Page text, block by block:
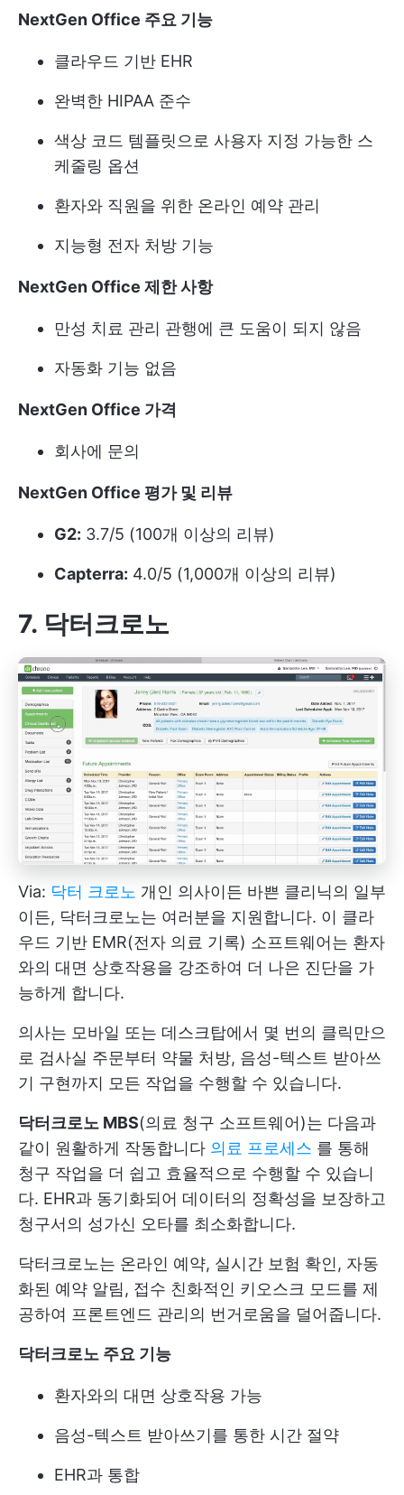
NextGen Office 주요 기능
클라우드 기반 EHR
완벽한 HIPAA 준수
색상 코드 템플릿으로 사용자 지정 가능한 스
케줄링 옵션
환자와 직원을 위한 온라인 예약 관리
지능형 전자 처방 기능
NextGen Office 제한 사항
만성 치료 관리 관행에 큰 도움이 되지 않음
자동화 기능 없음
NextGen Office 가격
회사에 문의
NextGen Office 평가 및 리뷰
G2: 3.7/5 (100개 이상의 리뷰)
Capterra: 4.0/5 (1,000개 이상의 리뷰)
7. 닥터크로노
Via: 닥터 크로노 개인 의사이든 바쁜 클리닉의 일부
이든, 닥터크로노는 여러분을 지원합니다. 이 클라
우드 기반 EMR(전자 의료 기록) 소프트웨어는 환자
와의 대면 상호작용을 강조하여 더 나은 진단을 가
능하게 합니다.
의사는 모바일 또는 데스크탑에서 몇 번의 클릭만으
로 검사실 주문부터 약물 처방, 음성-텍스트 받아쓰
기 구현까지 모든 작업을 수행할 수 있습니다.
닥터크로노 MBS(의료 청구 소프트웨어)는 다음과
같이 원활하게 작동합니다 의료 프로세스 를 통해
청구 작업을 더 쉽고 효율적으로 수행할 수 있습니
다. EHR과 동기화되어 데이터의 정확성을 보장하고
청구서의 성가신 오타를 최소화합니다.
닥터크로노는 온라인 예약, 실시간 보험 확인, 자동
화된 예약 알림, 접수 친화적인 키오스크 모드를 제
공하여 프론트엔드 관리의 번거로움을 덜어줍니다.
닥터크로노 주요 기능
환자와의 대면 상호작용 가능
음성-텍스트 받아쓰기를 통한 시간 절약
EHR과 통합